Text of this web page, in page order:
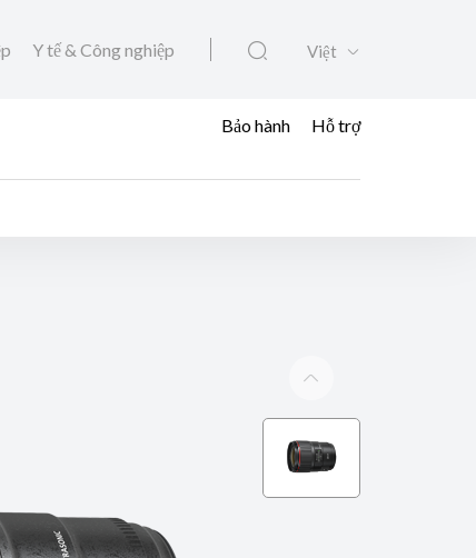
Y tế & Công nghiệp Việt
Bảo hành Hỗ trợ